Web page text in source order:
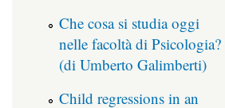
Che cosa si studia oggi
nelle facoltà di Psicologia?
(di Umberto Galimberti)
Child regressions in an